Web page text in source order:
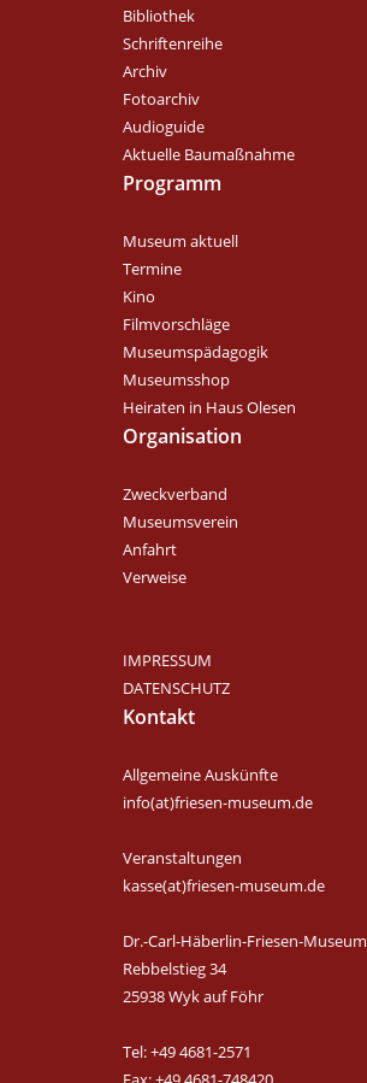
Bibliothek
Schriftenreihe
Archiv
Fotoarchiv
Audioguide
Aktuelle Baumaßnahme
Programm
Museum aktuell
Termine
Kino
Filmvorschläge
Museumspädagogik
Museumsshop
Heiraten in Haus Olesen
Organisation
Zweckverband
Museumsverein
Anfahrt
Verweise
IMPRESSUM
DATENSCHUTZ
Kontakt
Allgemeine Auskünfte
info(at)friesen-museum.de
Veranstaltungen
kasse(at)friesen-museum.de
Dr.-Carl-Häberlin-Friesen-Museum
Rebbelstieg 34
25938 Wyk auf Föhr
Tel: +49 4681-2571